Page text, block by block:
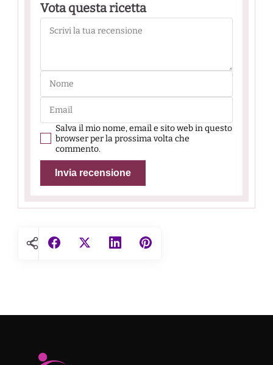
Vota questa ricetta
Salva il mio nome, email e sito web in questo
browser per la prossima volta che
commento.